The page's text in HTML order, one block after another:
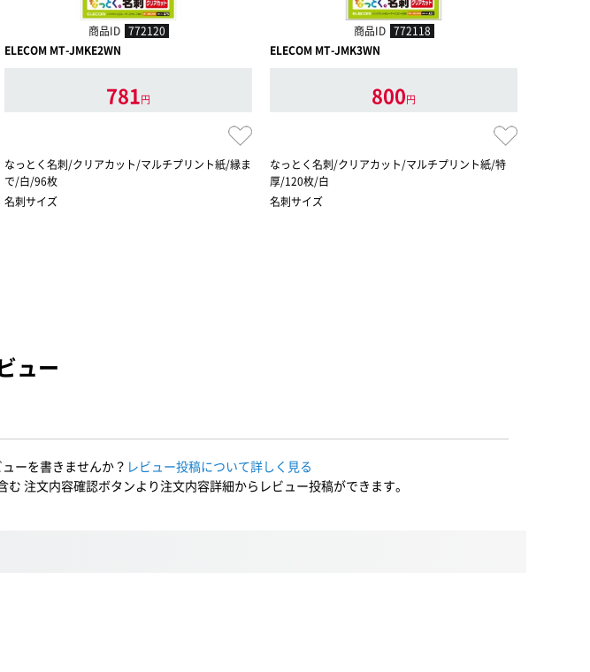
商品ID 772120
ELECOM MT-JMKE2WN
781円
なっとく名刺/クリアカット/マルチプリント紙/縁ま
で/白/96枚
名刺サイズ
商品ID 772118
ELECOM MT-JMK3WN
800円
なっとく名刺/クリアカット/マルチプリント紙/特
厚/120枚/白
名刺サイズ
ュー
ーを書きませんか？ レビュー投稿について詳しく見る
む 注文内容確認ボタンより注文内容詳細からレビュー投稿ができます。